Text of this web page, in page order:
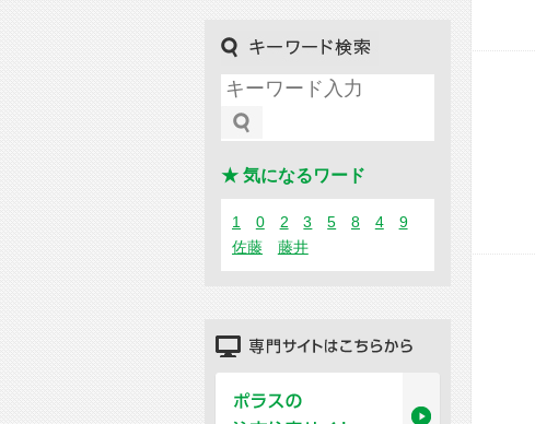
★ 気になるワード
1 0 2 3 5 8 4
9
佐藤
藤井